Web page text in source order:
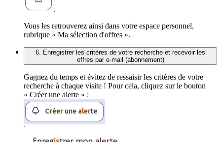
.
Vous les retrouverez ainsi dans votre espace personnel,
rubrique « Ma sélection d'offres ».
6. Enregistrer les critères de votre recherche et recevoir les
offres par e-mail (abonnement)
Gagnez du temps et évitez de ressaisir les critères de votre
recherche à chaque visite ! Pour cela, cliquez sur le bouton
« Créer une alerte » :